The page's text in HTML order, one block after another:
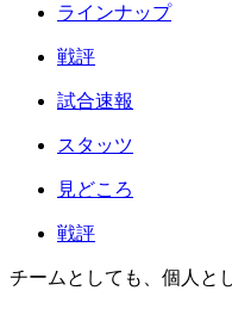
ラインナップ
戦評
試合速報
スタッツ
見どころ
戦評
チームとしても、個人と